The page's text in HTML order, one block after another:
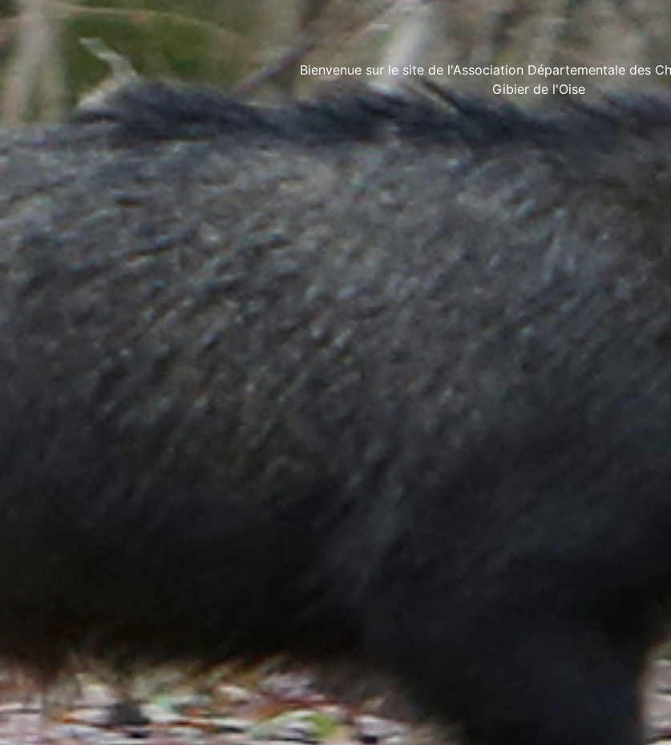
Bienvenue sur le site de l'Association Départementale des
Gibier de l'Oise